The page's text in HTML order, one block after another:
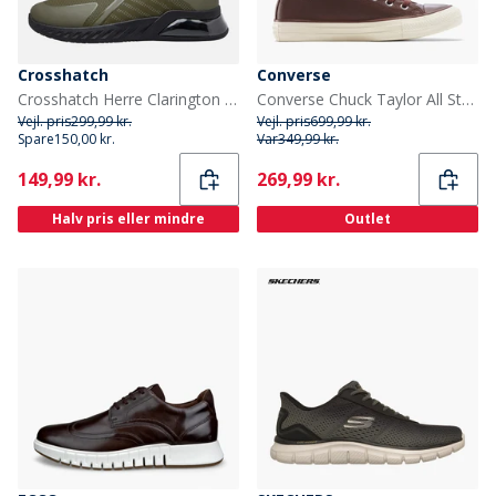
Crosshatch
Crosshatch Herre Clarington Træningssko Khaki/Sort
Vejl. pris299,99 kr.
Spare150,00 kr.
Current
149,99 kr.
Halv pris eller mindre
Converse
Converse Chuck Taylor All Star Hi Læder Træningssko Totally Fudged/Egret
Vejl. pris699,99 kr.
Var349,99 kr.
Current
269,99 kr.
Outlet